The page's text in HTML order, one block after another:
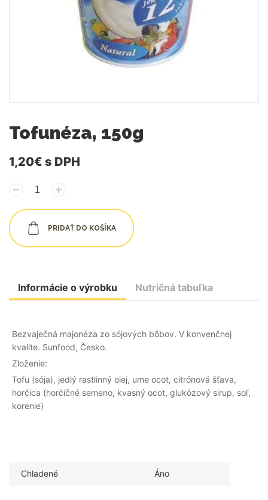
Tofunéza, 150g
1,20€ s DPH
PRIDAŤ DO KOŠÍKA
Informácie o výrobku Nutričná tabuľka
Bezvaječná majonéza zo sójových bôbov. V konvenčnej
kvalite. Sunfood, Česko.
Zloženie:
Tofu (sója), jedlý rastlinný olej, ume ocot, citrónová šťava,
horčica (horčičné semeno, kvasný ocot, glukózový sirup, soľ,
korenie)
Chladené Áno